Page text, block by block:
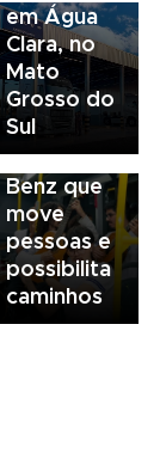
em Água
Clara, no
Mato
Grosso do
Sul
03/08/2026
Mobilidade
para
todos: o
ônibus
Mercedes-
Benz que
move
pessoas e
possibilita
caminhos